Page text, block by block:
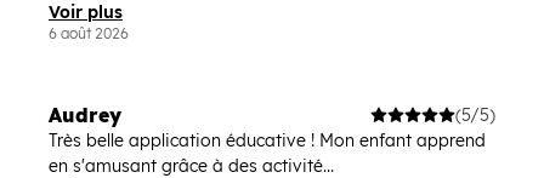
Voir plus
6 août 2026
Audrey
(5/5)
Très belle application éducative ! Mon enfant apprend
en s'amusant grâce à des activité...